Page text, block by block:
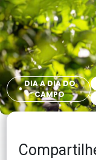
DIA A DIA DO
CAMPO